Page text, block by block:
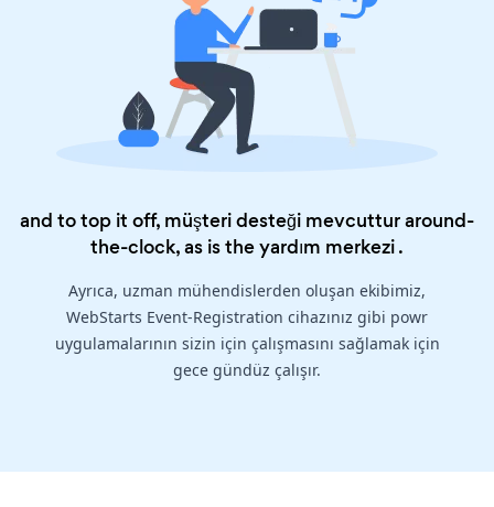
and to top it off, müşteri desteği mevcuttur around-
the-clock, as is theyardım merkezi.
Ayrıca, uzman mühendislerden oluşan ekibimiz,
WebStarts Event-Registration cihazınız gibi powr
uygulamalarının sizin için çalışmasını sağlamak için
gece gündüz çalışır.